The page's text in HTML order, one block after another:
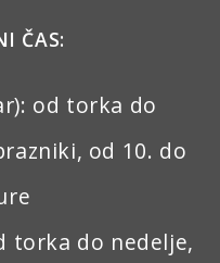
ČAS:
od torka do
od 10. do
torka do nedelje,